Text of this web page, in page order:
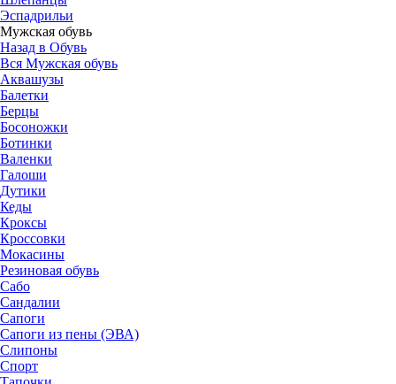
Эспадрильи
Мужская обувь
Назад в Обувь
Вся Мужская обувь
Аквашузы
Балетки
Берцы
Босоножки
Ботинки
Валенки
Галоши
Дутики
Кеды
Кроксы
Кроссовки
Мокасины
Резиновая обувь
Сабо
Сандалии
Сапоги
Сапоги из пены (ЭВА)
Слипоны
Спорт